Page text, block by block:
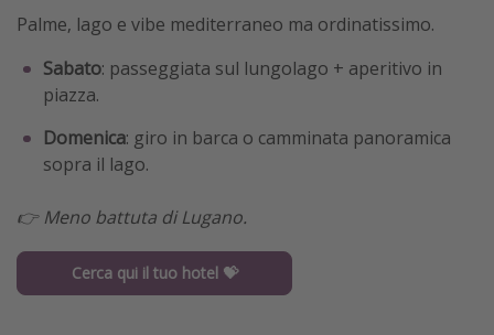
Palme, lago e vibe mediterraneo ma ordinatissimo.
Sabato: passeggiata sul lungolago + aperitivo in
piazza.
Domenica: giro in barca o camminata panoramica
sopra il lago.
👉 Meno battuta di Lugano.
Cerca qui il tuo hotel 💝